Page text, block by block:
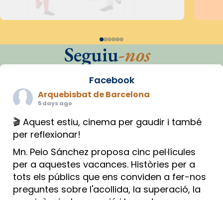
Seguiu-nos
Facebook
Arquebisbat de Barcelona
5 days ago
🎬 Aquest estiu, cinema per gaudir i també
per reflexionar!
Mn. Peio Sánchez proposa cinc pel·lícules
per a aquestes vacances. Històries per a
tots els públics que ens conviden a fer-nos
preguntes sobre l'acollida, la superació, la